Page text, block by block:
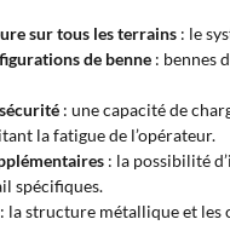
sur tous les terrains : le
de benne : bennes
: une capacité de
la fatigue de l’opérateur.
: la possibilité
spécifiques.
: la structure métallique et les